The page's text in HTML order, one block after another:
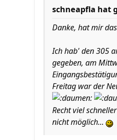
schneapfla hat
Danke, hat mir
Ich hab' den 305
gegeben, am
Freitag war der
Recht viel
nicht möglich...